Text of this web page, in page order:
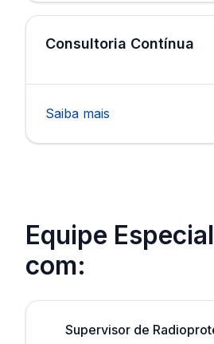
Consultoria Contínua
Saiba mais
Equipe
com:
Supervisor de